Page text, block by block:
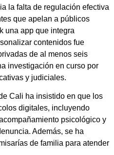
la falta de regulación efectiva
que apelan a públicos
una app que integra
contenidos fue
de al menos seis
investigación en curso por
y judiciales.
Cali ha insistido en que los
digitales, incluyendo
psicológico y
Además, se ha
de familia para atender